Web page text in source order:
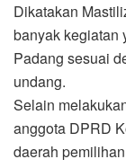
Dikatakan
banyak kegiatan
Padang sesuai
undang.
Selain
anggota DPRD
daerah